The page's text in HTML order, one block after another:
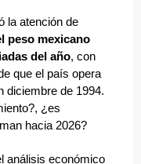
la atención de
peso mexicano
del año, con
que el país opera
diciembre de 1994.
¿es
hacia 2026?
análisis económico